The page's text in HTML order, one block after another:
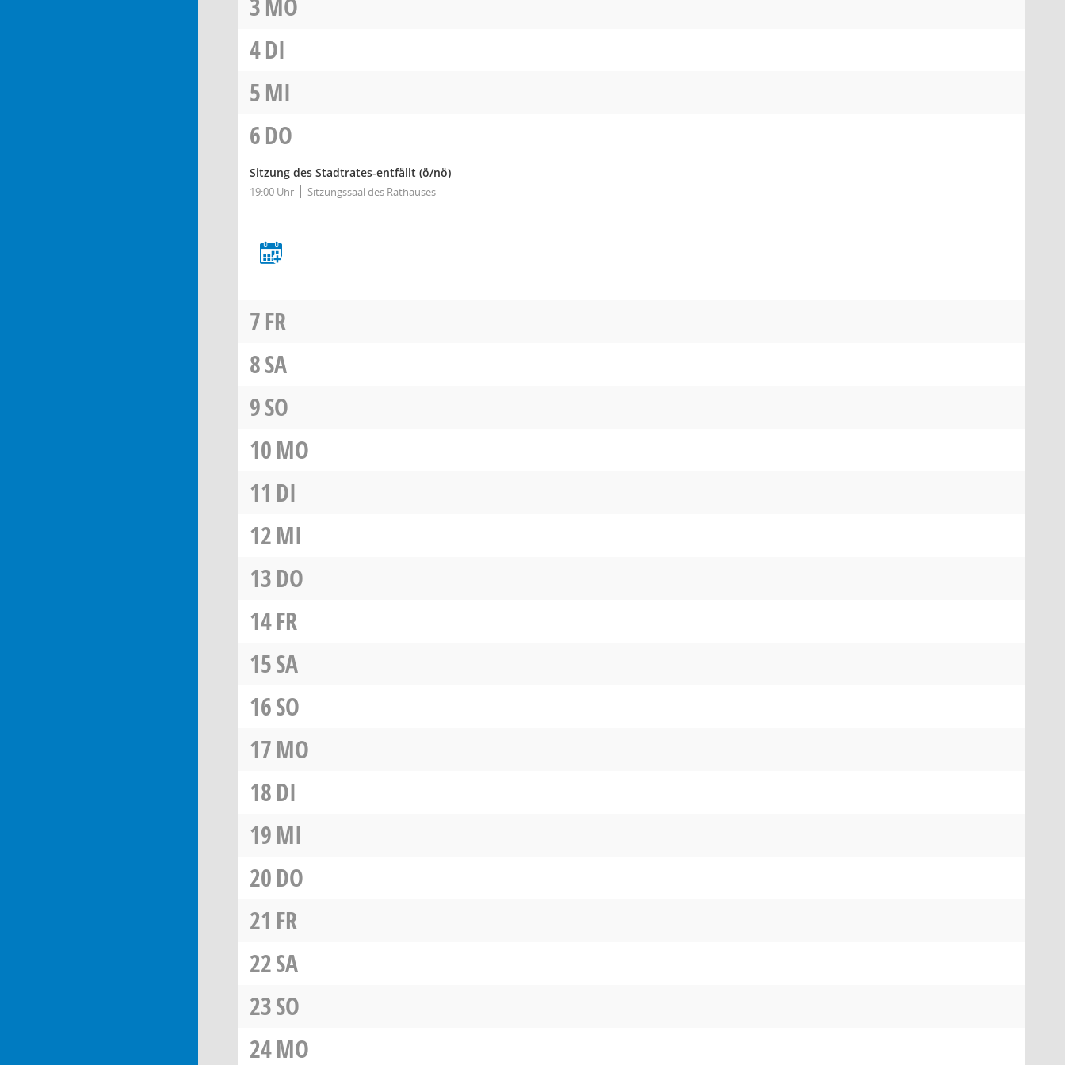
3MO
4DI
5MI
6DO
Sitzung des Stadtrates-entfällt (ö/nö)
19:00 Uhr Sitzungssaal des Rathauses
7FR
8SA
9SO
10MO
11 DI
12MI
13DO
14FR
15SA
16SO
17MO
18DI
19MI
20DO
21 FR
22SA
23SO
24MO